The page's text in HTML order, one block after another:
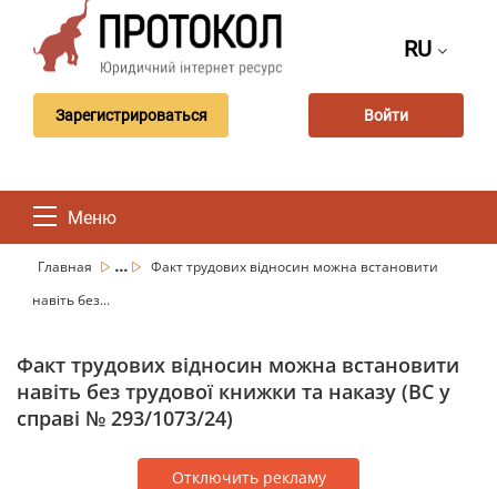
RU
Зарегистрироваться Войти
Меню
Главная ...
Факт трудових відносин можна встановити
навіть без...
Факт трудових відносин можна встановити
навіть без трудової книжки та наказу (ВС у
справі № 293/1073/24)
Отключить рекламу